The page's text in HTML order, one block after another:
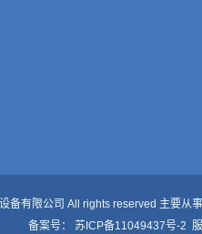
备有限公司 All rights reserved 主要从
备案号： 苏ICP备11049437号-2